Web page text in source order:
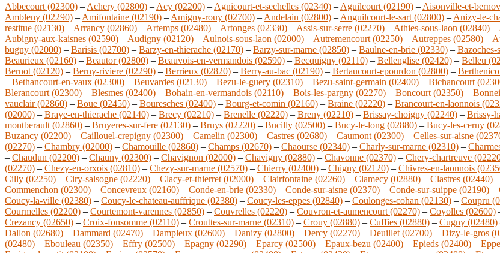
Abbecourt (02300) – Achery (02800) – Acy (02200) – Agnicourt-et-sechelles (02340) – Aguilcourt (02190) – Aisonville-et-
Ambleny (02290) – Amifontaine (02190) – Amigny-rouy (02700) – Andelain (02800) – Anguilcourt-le-sart (02800) – Anizy-le-
restitue (02130) – Arrancy (02860) – Artemps (02480) – Artonges (02330) – Assis-sur-serre (02270) – Athies-sous-laon (02840) –
Aubigny-aux-kaisnes (02590) – Audigny (02120) – Aulnois-sous-laon (02000) – Autremencourt (02250) – Autreppes (02580) –
bugny (02000) – Barisis (02700) – Barzy-en-thierache (02170) – Barzy-sur-marne (02850) – Baulne-en-brie (02330) – Bazoches-
Beaurieux (02160) – Beautor (02800) – Beauvois-en-vermandois (02590) – Becquigny (02110) – Bellenglise (02420) – Belleu
Bernot (02120) – Berny-riviere (02290) – Berrieux (02820) – Berry-au-bac (02190) – Bertaucourt-epourdon (02800) –
– Bethancourt-en-vaux (02300) – Beuvardes (02130) – Bezu-le-guery (02310) – Bezu-saint-germain (02400) – Bichancourt
Blerancourt (02300) – Blesmes (02400) – Bohain-en-vermandois (02110) – Bois-les-pargny (02270) – Boncourt (02350) –
vauclair (02860) – Boue (02450) – Bouresches (02400) – Bourg-et-comin (02160) – Braine (02220) – Brancourt-en-laonnois
(02000) – Braye-en-thierache (02140) – Brecy (02210) – Brenelle (02220) – Breny (02210) – Brissay-choigny (02240) – Brissy-
montberault (02860) – Bruyeres-sur-fere (02130) – Bruys (02220) – Bucilly (02500) – Bucy-le-long (02880) – Bucy-les-cerny
Buzancy (02200) – Caillouel-crepigny (02300) – Camelin (02300) – Castres (02680) – Caumont (02300) – Celles-sur-aisne
(02270) – Chambry (02000) – Chamouille (02860) – Champs (02670) – Chaourse (02340) – Charly-sur-marne (02310) –
– Chaudun (02200) – Chauny (02300) – Chavignon (02000) – Chavigny (02880) – Chavonne (02370) – Chery-chartreuve
(02270) – Chezy-en-orxois (02810) – Chezy-sur-marne (02570) – Chierry (02400) – Chigny (02120) – Chivres-en-laonnois
Cilly (02250) – Ciry-salsogne (02220) – Clacy-et-thierret (02000) – Clairfontaine (02260) – Clamecy (02880) – Clastres (02440) –
Commenchon (02300) – Concevreux (02160) – Conde-en-brie (02330) – Conde-sur-aisne (02370) – Conde-sur-suippe (02190) –
Coucy-la-ville (02380) – Coucy-le-chateau-auffrique (02380) – Coucy-les-eppes (02840) – Coulonges-cohan (02130) – Coupru
Courmelles (02200) – Courtemont-varennes (02850) – Couvrelles (02220) – Couvron-et-aumencourt (02270) – Coyolles (02600)
Crezancy (02650) – Croix-fonsomme (02110) – Crouttes-sur-marne (02310) – Crouy (02880) – Cuffies (02880) – Cugny (02480)
Dallon (02680) – Dammard (02470) – Dampleux (02600) – Danizy (02800) – Dercy (02270) – Deuillet (02700) – Dizy-le-gros
(02480) – Ebouleau (02350) – Effry (02500) – Epagny (02290) – Eparcy (02500) – Epaux-bezu (02400) – Epieds (02400) –